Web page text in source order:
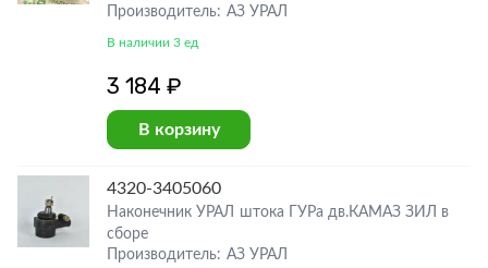
Производитель: АЗ УРАЛ
В наличии 3 ед
3 184 ₽
В корзину
4320-3405060
Наконечник УРАЛ штока ГУРа дв.КАМАЗ ЗИЛ в
сборе
Производитель: АЗ УРАЛ